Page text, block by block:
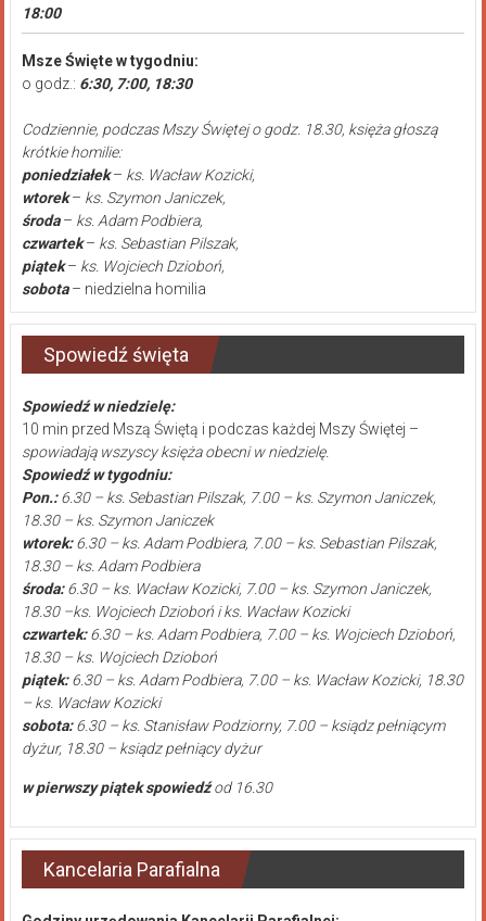
18:00
Msze Święte w tygodniu:
o godz.: 6:30, 7:00, 18:30
Codziennie, podczas Mszy Świętej o godz. 18.30, księża głoszą
krótkie homilie:
poniedziałek– ks. Wacław Kozicki,
wtorek– ks. Szymon Janiczek,
środa– ks. Adam Podbiera,
czwartek– ks. Sebastian Pilszak,
piątek– ks. Wojciech Dzioboń,
sobota– niedzielna homilia
Spowiedź święta
Spowiedź w niedzielę:
10 min przed Mszą Świętą i podczas każdej Mszy Świętej –
spowiadają wszyscy księża obecni w niedzielę.
Spowiedź w tygodniu:
Pon.:6.30 – ks. Sebastian Pilszak, 7.00 – ks. Szymon Janiczek,
18.30 – ks. Szymon Janiczek
wtorek:6.30 – ks. Adam Podbiera, 7.00 – ks. Sebastian Pilszak,
18.30 – ks. Adam Podbiera
środa:6.30 – ks. Wacław Kozicki, 7.00 – ks. Szymon Janiczek,
18.30 –ks. Wojciech Dzioboń i ks. Wacław Kozicki
czwartek:6.30 – ks. Adam Podbiera, 7.00 – ks. Wojciech Dzioboń,
18.30 – ks. Wojciech Dzioboń
piątek:6.30 – ks. Adam Podbiera, 7.00 – ks. Wacław Kozicki, 18.30
– ks. Wacław Kozicki
sobota:6.30 – ks. Stanisław Podziorny, 7.00 – ksiądz pełniącym
dyżur, 18.30 – ksiądz pełniący dyżur
w pierwszy piątek spowiedźod 16.30
Kancelaria Parafialna